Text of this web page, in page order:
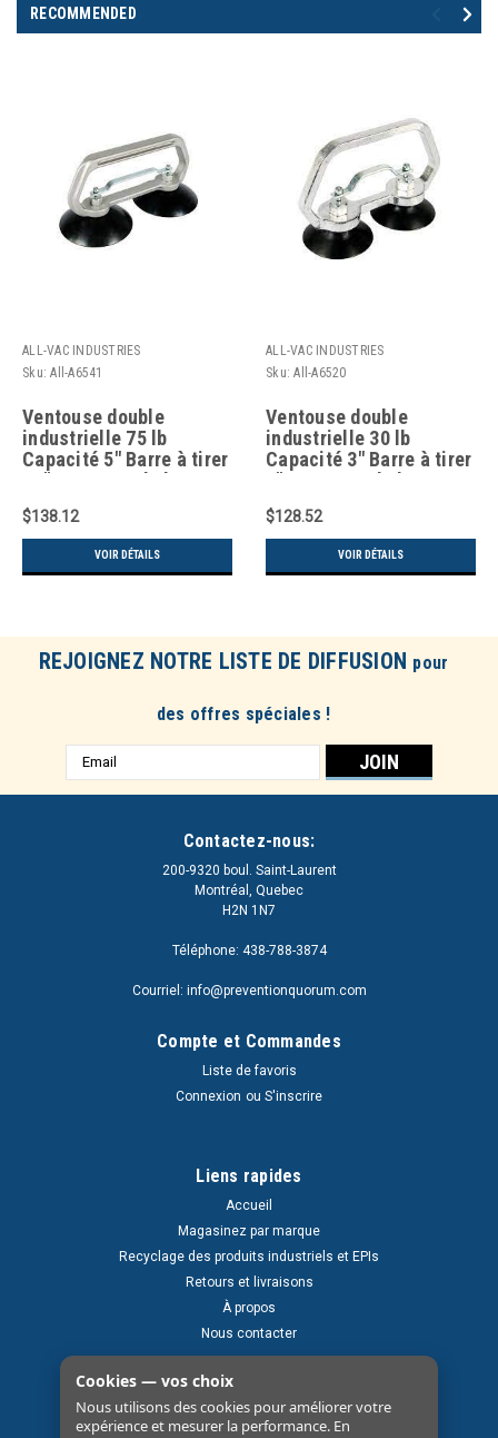
RECOMMENDED
ALL-VAC INDUSTRIES
Sku: All-A6541
Ventouse double
industrielle 75 lb
Capacité 5" Barre à tirer
10" Longueur de la
$138.12
VOIR DÉTAILS
ALL-VAC INDUSTRIES
Sku: All-A6520
Ventouse double
industrielle 30 lb
Capacité 3" Barre à tirer
7" Longueur de la
$128.52
VOIR DÉTAILS
REJOIGNEZ NOTRE LISTE DE DIFFUSION pour
des offres spéciales !
Adresse
e-
Contactez-nous:
200-9320 boul. Saint-Laurent
Montréal, Quebec
H2N 1N7
Téléphone: 438-788-3874
Courriel: info@preventionquorum.com
Compte et Commandes
Liste de favoris
Connexion ou S'inscrire
Liens rapides
Accueil
Magasinez par marque
Recyclage des produits industriels et EPIs
Retours et livraisons
À propos
Nous contacter
Cookies — vos choix
Nous utilisons des cookies pour améliorer votre
expérience et mesurer la performance. En